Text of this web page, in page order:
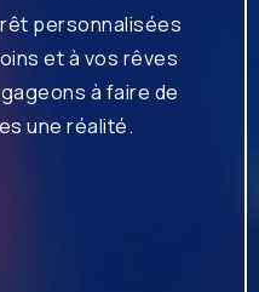
personnalisées
et à vos rêves
à faire de
une réalité.